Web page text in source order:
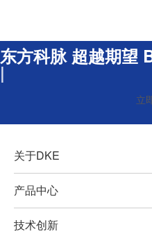
东方科脉 超越期望
|
立
关于DKE
产品中心
技术创新